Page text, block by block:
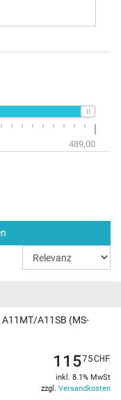
489,00
A11SB (MS-
11575CHF
inkl. 8.1% MwSt
zzgl. Versandkosten